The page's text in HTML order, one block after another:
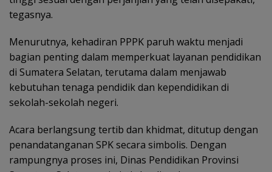
tegasnya.
Menurutnya, kehadiran PPPK paruh waktu menjadi
bagian penting dalam memperkuat layanan pendidikan
di Sumatera Selatan, terutama dalam menjawab
kebutuhan tenaga pendidik dan kependidikan di
sekolah-sekolah negeri.
Acara berlangsung tertib dan khidmat, ditutup dengan
penandatanganan SPK secara simbolis. Dengan
rampungnya proses ini, Dinas Pendidikan Provinsi